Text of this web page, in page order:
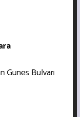
Gunes Bulvarı